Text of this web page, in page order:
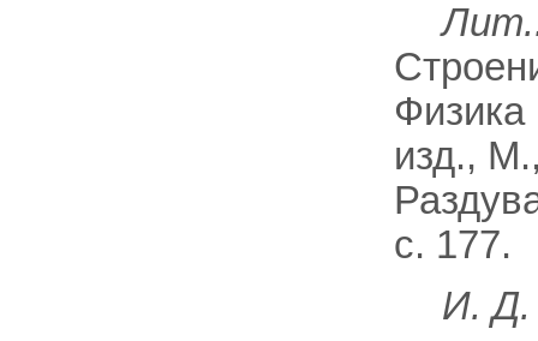
Физика
изд.,
с. 177.
И. Д.